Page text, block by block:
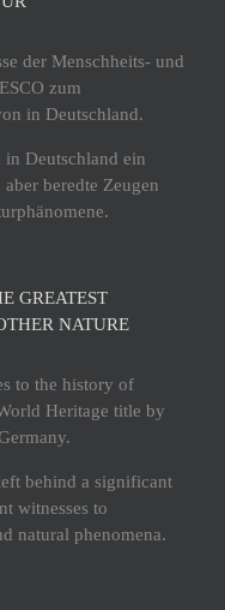
der Menschheits- und
zum
in Deutschland.
in Deutschland ein
beredte Zeugen
GREATEST
NATURE
to the history of
Heritage title by
behind a significant
witnesses to
natural phenomena.